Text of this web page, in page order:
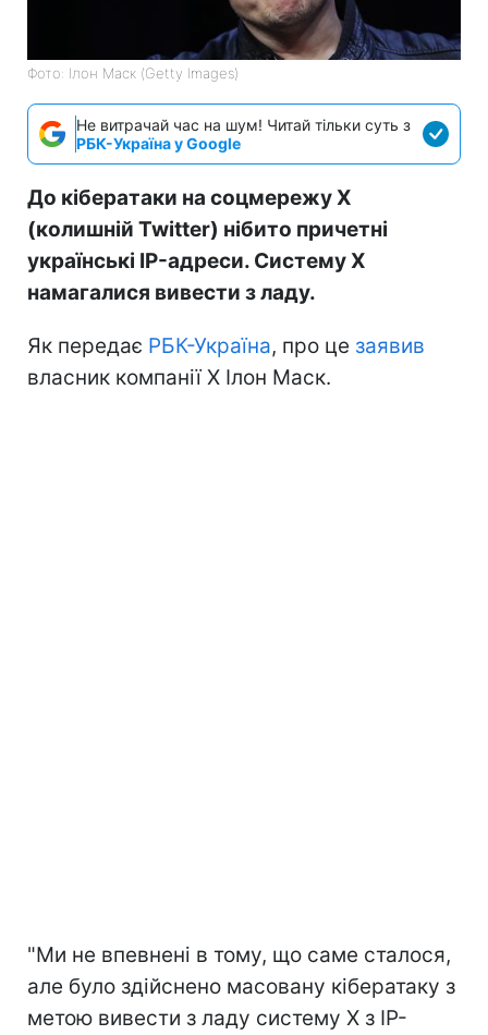
Фото: Ілон Маск (Getty Images)
Не витрачай час на шум! Читай тільки суть з
РБК-Україна у Google
До кібератаки на соцмережу Х
(колишній Twitter) нібито причетні
українські IP-адреси. Систему Х
намагалися вивести з ладу.
Як передає РБК-Україна, про це заявив
власник компанії Х Ілон Маск.
"Ми не впевнені в тому, що саме сталося,
але було здійснено масовану кібератаку з
метою вивести з ладу систему X з IP-